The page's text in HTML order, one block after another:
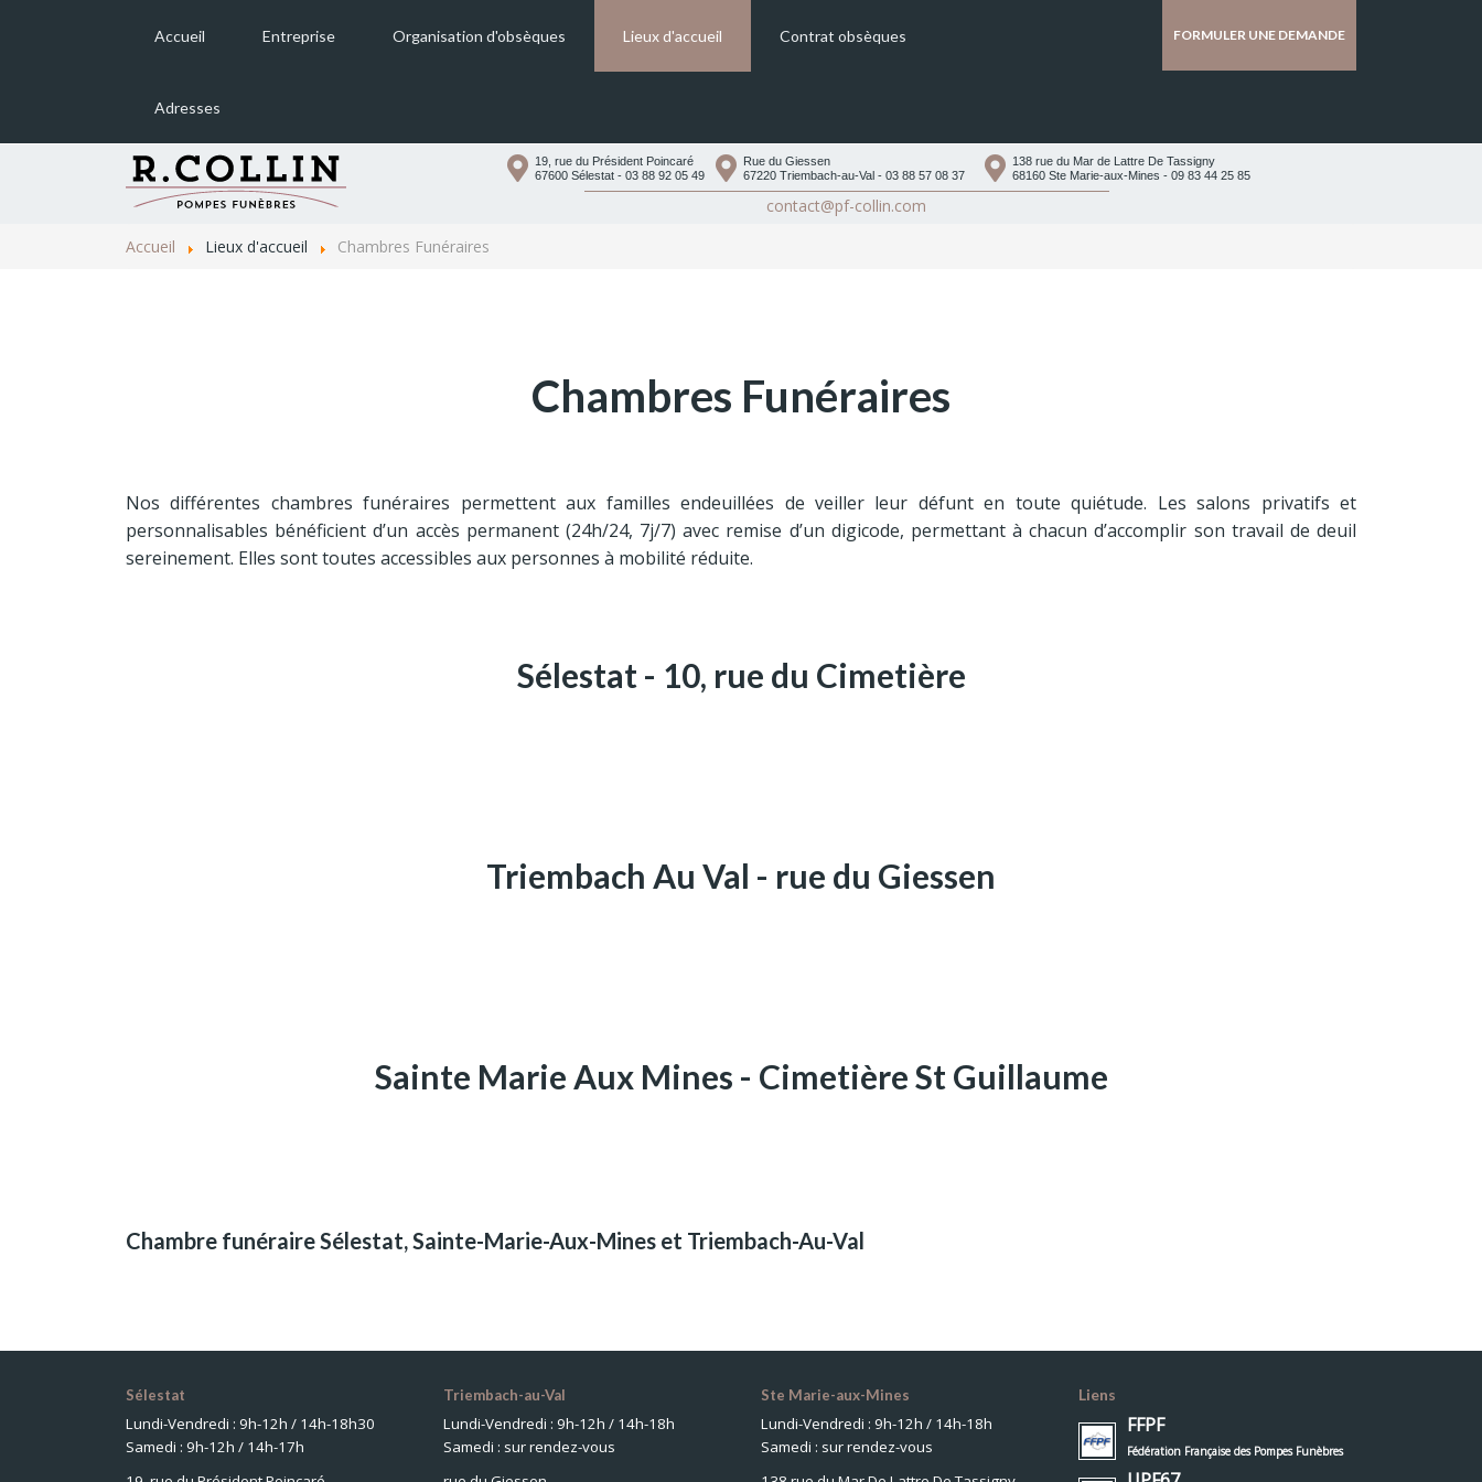
Accueil Entreprise Organisation d'obsèques Lieux d'accueil
Chambres Funéraires
Salles de cérémonie
Contrat obsèques
Adresses
Sélestat
FORMULER UNE DEMANDE
19, rue du Président Poincaré
67600 Sélestat - 03 88 92 05 49
Rue du Giessen
67220 Triembach-au-Val - 03 88 57 08 37
138 rue du Mar de Lattre De Tassigny
68160 Ste Marie-aux-Mines - 09 83 44 25 85
contact@pf-collin.com
Accueil
Lieux d'accueil Chambres Funéraires
Chambres Funéraires
Nos différentes chambres funéraires permettent aux familles endeuillées de veiller leur défunt en toute quiétude. Les salons privatifs et
personnalisables bénéficient d’un accès permanent (24h/24, 7j/7) avec remise d’un digicode, permettant à chacun d’accomplir son travail de deuil
sereinement. Elles sont toutes accessibles aux personnes à mobilité réduite.
Sélestat - 10, rue du Cimetière
Triembach Au Val - rue du Giessen
Sainte Marie Aux Mines - Cimetière St Guillaume
Chambre funéraire Sélestat, Sainte-Marie-Aux-Mines et Triembach-Au-Val
Sélestat
Lundi-Vendredi : 9h-12h / 14h-18h30
Samedi : 9h-12h / 14h-17h
Triembach-au-Val
Lundi-Vendredi : 9h-12h / 14h-18h
Samedi : sur rendez-vous
Ste Marie-aux-Mines
Lundi-Vendredi : 9h-12h / 14h-18h
Samedi : sur rendez-vous
Liens
FFPF
Fédération Française des Pompes Funèbres